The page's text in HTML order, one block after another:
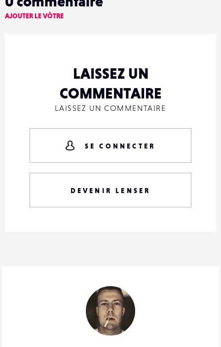
AJOUTER LE VÔTRE
LAISSEZ UN
COMMENTAIRE
LAISSEZ UN COMMENTAIRE
SE CONNECTER
DEVENIR LENSER